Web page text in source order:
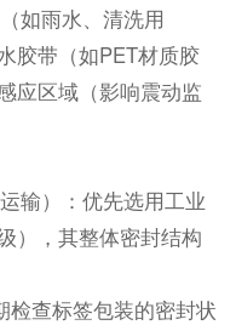
如雨水、清洗用
胶带（如PET材质胶
应区域（影响震动监
输）：优先选用工业
），其整体密封结构
查标签包装的密封状